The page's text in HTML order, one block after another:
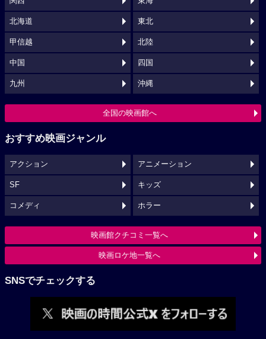
北海道 東北
甲信越 北陸
中国 四国
九州 沖縄
全国の映画館へ
おすすめ映画ジャンル
アクション アニメーション
SF キッズ
コメディ ホラー
映画館クチコミ一覧へ
映画ロケ地一覧へ
SNSでチェックする